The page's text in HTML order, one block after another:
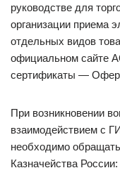
руководстве для
организации приема
отдельных видов
официальном сайте
сертификаты —
При возникновении
взаимодействием с
необходимо
Казначейства России: